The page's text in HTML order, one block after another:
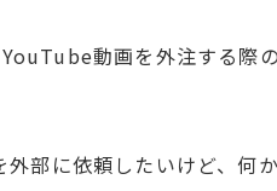
動画を外注する際
外部に依頼したいけど、何